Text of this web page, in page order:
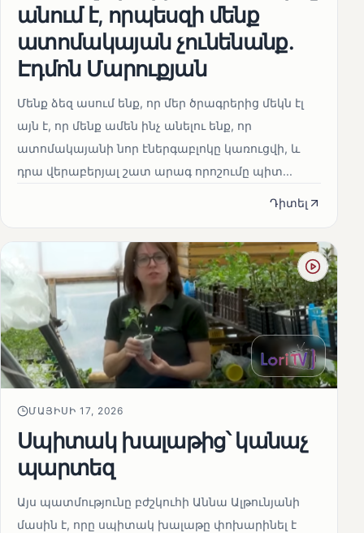
անում է, որպեսզի մենք
ատոմակայան չունենանք․
Էդմոն Մարուքյան
Մենք ձեզ ասում ենք, որ մեր ծրագրերից մեկն էլ
այն է, որ մենք ամեն ինչ անելու ենք, որ
ատոմակայանի նոր էներգաբլոկը կառուցվի, և
դրա վերաբերյալ շատ արագ որոշումը պիտ...
Դիտել
ՄԱՅԻՍԻ 17, 2026
Սպիտակ խալաթից՝ կանաչ
պարտեզ
Այս պատմությունը բժշկուհի Աննա Ալթունյանի
մասին է, որը սպիտակ խալաթը փոխարինել է